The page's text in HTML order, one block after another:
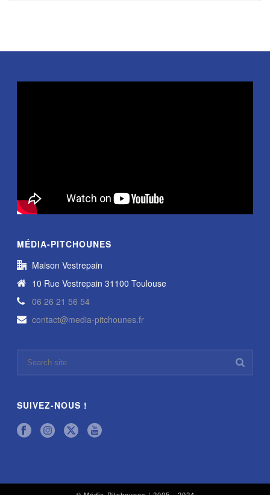
MÉDIA-PITCHOUNES
Maison Vestrepain
10 Rue Vestrepain 31100 Toulouse
06 26 21 56 54
contact@media-pitchounes.fr
SUIVEZ-NOUS !